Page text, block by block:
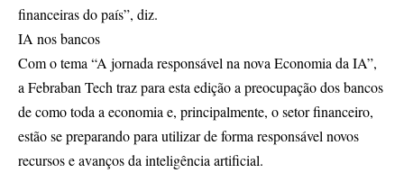
financeiras do país”, diz.
IA nos bancos
Com o tema “A jornada responsável na nova Economia da IA”,
a Febraban Tech traz para esta edição a preocupação dos bancos
de como toda a economia e, principalmente, o setor financeiro,
estão se preparando para utilizar de forma responsável novos
recursos e avanços da inteligência artificial.